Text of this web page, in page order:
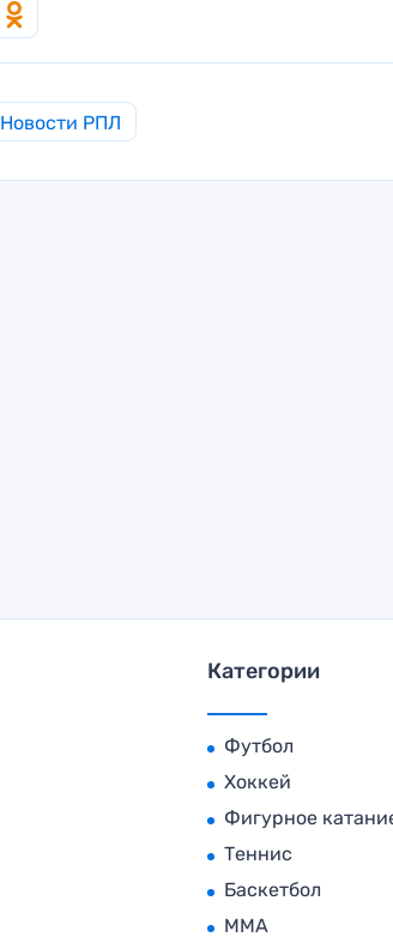
Новости РПЛ
Категории
Футбол
Хоккей
Фигурное
Теннис
Баскетбол
MMA